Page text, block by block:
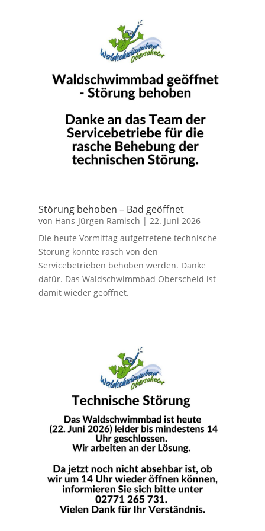
Störung behoben – Bad geöffnet
von Hans-Jürgen Ramisch | 22. Juni 2026
Die heute Vormittag aufgetretene technische
Störung konnte rasch von den
Servicebetrieben behoben werden. Danke
dafür. Das Waldschwimmbad Oberscheld ist
damit wieder geöffnet.